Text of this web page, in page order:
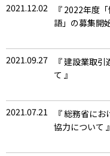
2021.06.08
『 加賀谷新
2021.06.08 『 協会役員の
『 機関誌「
2021.12.02
『 2022年度
語」の募集開
2021.09.27
『 建設業取
て 』
2021.07.21
『 総務省に
協力について 』